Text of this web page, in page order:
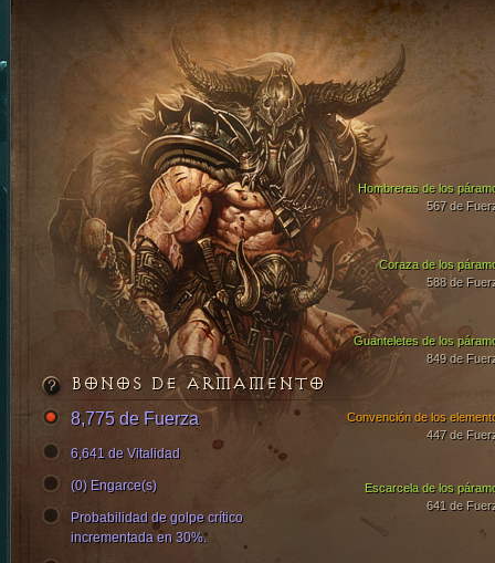
Coraza de los
588 de
Guanteletes de los
849 de
Hombreras de los
567 de
Escarcela de los
641 de
Convención de los
447 de
BONOS DE ARMAMENTO
8,775 de Fuerza
6,641 de Vitalidad
(0) Engarce(s)
Probabilidad de golpe crítico
incrementada en 30%.